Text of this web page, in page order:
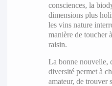
consciences, la
dimensions plus
les vins nature
manière de toucher
raisin.
La bonne nouvelle,
diversité permet à
amateur, de trouver